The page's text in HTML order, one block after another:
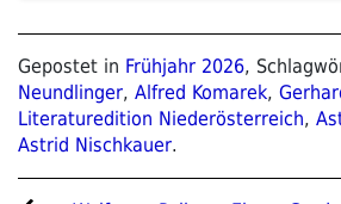
Gepostet in Frühjahr 2026,
Neundlinger, Alfred Komarek,
Literaturedition Niederösterreich,
Astrid Nischkauer.